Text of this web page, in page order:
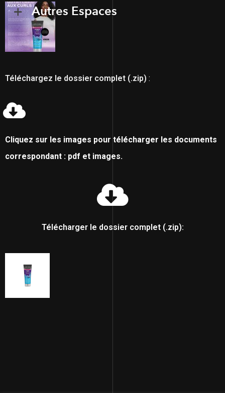
Autres Espaces
Téléchargez le dossier complet (.zip) :
Cliquez sur les images pour télécharger les documents
correspondant : pdf et images.
Télécharger le dossier complet (.zip):